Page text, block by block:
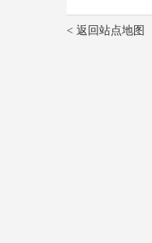
< 返回站点地图